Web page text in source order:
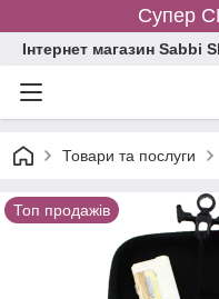
Супер
Інтернет магазин Sabbi
Товари та послуги
Топ продажів